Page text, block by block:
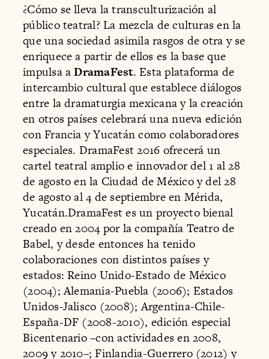
¿Cómo se lleva la transculturización al
público teatral? La mezcla de culturas en la
que una sociedad asimila rasgos de otra y se
enriquece a partir de ellos es la base que
impulsa aDramaFest. Esta plataforma de
intercambio cultural que establece diálogos
entre la dramaturgia mexicana y la creación
en otros países celebrará una nueva edición
con Francia y Yucatán como colaboradores
especiales. DramaFest 2016 ofrecerá un
cartel teatral amplio e innovador del 1 al 28
de agosto en la Ciudad de México y del 28
de agosto al 4 de septiembre en Mérida,
Yucatán.DramaFest es un proyecto bienal
creado en 2004 por la compañía Teatro de
Babel, y desde entonces ha tenido
colaboraciones con distintos países y
estados: Reino Unido-Estado de México
(2004); Alemania-Puebla (2006); Estados
Unidos-Jalisco (2008); Argentina-Chile-
España-DF (2008-2010), edición especial
Bicentenario –con actividades en 2008,
2009 y 2010–; Finlandia-Guerrero (2012) y